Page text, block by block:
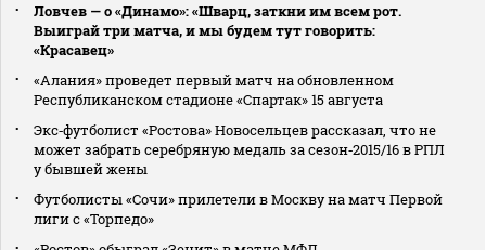
Ловчев — о «Динамо»: «Шварц, заткни им всем рот.
Выиграй три матча, и мы будем тут говорить:
«Красавец»
«Алания» проведет первый матч на обновленном
Республиканском стадионе «Спартак» 15 августа
Экс‑футболист «Ростова» Новосельцев рассказал, что не
может забрать серебряную медаль за сезон‑2015/16 в РПЛ
у бывшей жены
Футболисты «Сочи» прилетели в Москву на матч Первой
лиги с «Торпедо»